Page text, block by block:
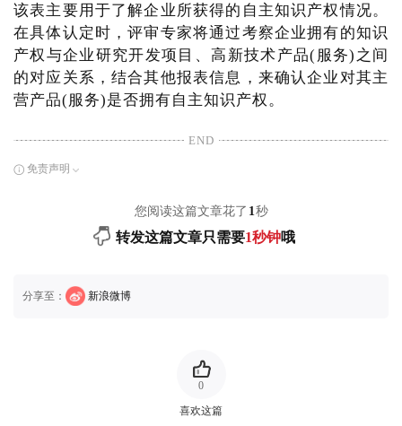
该表主要用于了解企业所获得的自主知识产权情况。
在具体认定时，评审专家将通过考察企业拥有的知识
产权与企业研究开发项目、高新技术产品(服务)之间
的对应关系，结合其他报表信息，来确认企业对其主
营产品(服务)是否拥有自主知识产权。
END
免责声明
您阅读这篇文章花了 1秒
转发这篇文章只需要1秒钟哦
分享至： 新浪微博
喜欢这篇
0